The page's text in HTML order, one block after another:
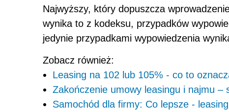
Najwyższy, który dopuszcza
wynika to z kodeksu, przypadków
jedynie przypadkami wypowiedzenia
Zobacz również:
Leasing na 102 lub 105% - co to
Zakończenie umowy leasingu i najmu –
Samochód dla firmy: Co lepsze -